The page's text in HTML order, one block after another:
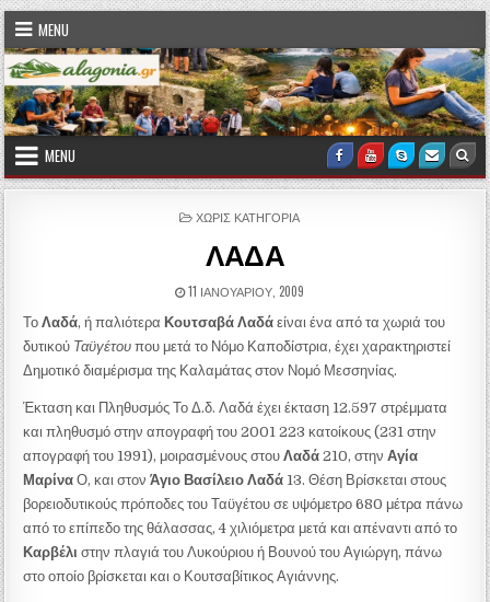
Skip to content
MENU
MENU Facebook
Youtube
SkypeEmail
POSTED IN
ΧΩΡΊΣ ΚΑΤΗΓΟΡΊΑ
ΛΑΔΑ
PUBLISHED DATE:
11 ΙΑΝΟΥΑΡΊΟΥ, 2009
ΤοΛαδά, ή παλιότερα Κουτσαβά Λαδά είναι ένα από τα χωριά του
δυτικού Ταϋγέτου που μετά το Νόμο Καποδίστρια, έχει χαρακτηριστεί
Δημοτικό διαμέρισμα της Καλαμάτας στον Νομό Μεσσηνίας.
Έκταση και Πληθυσμός Το Δ.δ. Λαδά έχει έκταση 12.597 στρέμματα
και πληθυσμό στην απογραφή του 2001 223 κατοίκους (231 στην
απογραφή του 1991), μοιρασμένους στουΛαδά 210, στηνΑγία
Μαρίνα Ο, και στονΆγιο Βασίλειο Λαδά 13. Θέση Βρίσκεται στους
βορειοδυτικούς πρόποδες του Ταϋγέτου σε υψόμετρο 680 μέτρα πάνω
από το επίπεδο της θάλασσας, 4 χιλιόμετρα μετά και απέναντι από το
Καρβέλι στην πλαγιά του Λυκούριου ή Βουνού του Αγιώργη, πάνω
στο οποίο βρίσκεται και ο Κουτσαβίτικος Αγιάννης.